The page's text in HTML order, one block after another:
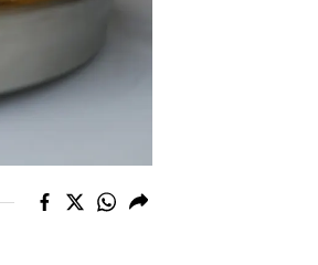
Karabük
Osmaniye